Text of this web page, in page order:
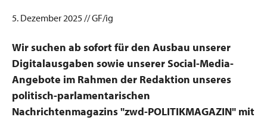
5. Dezember 2025 // GF/ig
Wir suchen ab sofort für den Ausbau unserer
Digitalausgaben sowie unserer Social-Media-
Angebote im Rahmen der Redaktion unseres
politisch-parlamentarischen
Nachrichtenmagazins "zwd-POLITIKMAGAZIN" mit